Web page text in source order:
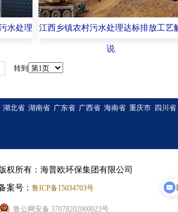
水处理 江西乡镇农村污水处理达标排放工艺
说
转到
湖北省 湖南省 广东省 广西省 海南省 重庆市 四川省
权所有：海普欧环保集团有限公司
案号： 鲁ICP备15034703号
鲁公网安备 37078202000023号